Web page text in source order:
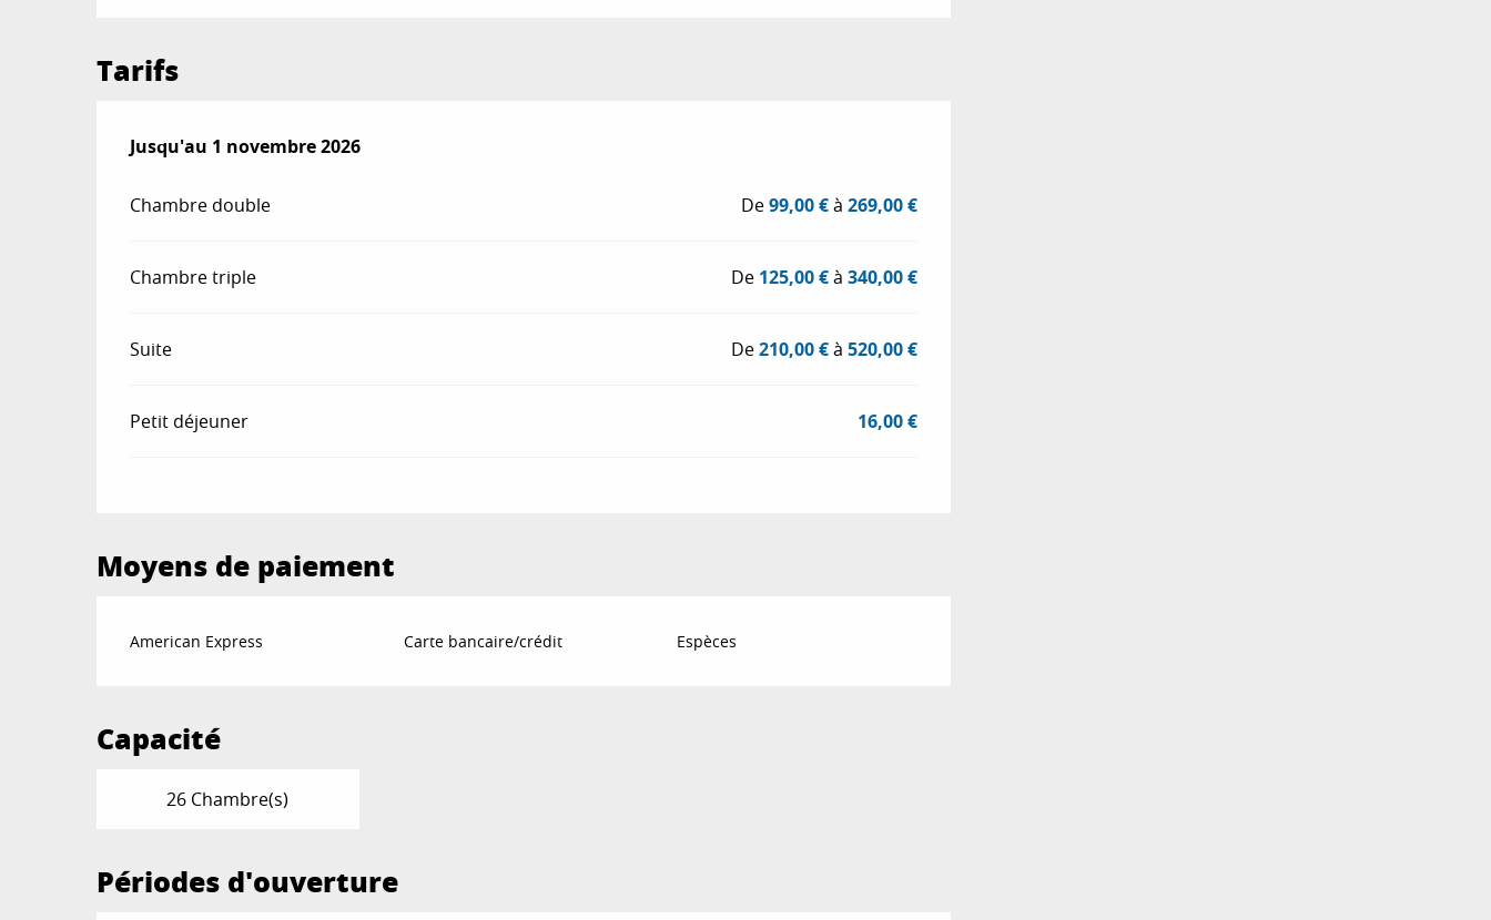
Tarifs
Du9 mars 2026au1 novembre 2026
Jusqu'au 1 novembre 2026
Chambre double De99,00 €à269,00 €
Chambre triple De 125,00 €à340,00 €
Suite De210,00 €à520,00 €
Petit déjeuner 16,00 €
Moyens de paiement
American Express Carte bancaire/crédit Espèces
Capacité
26 Chambre(s)
Périodes d'ouverture